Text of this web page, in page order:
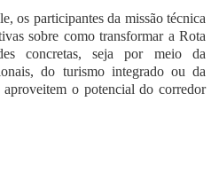
os participantes da missão técnica
sobre como transformar a Rota
concretas, seja por meio da
do turismo integrado ou da
aproveitem o potencial do corredor